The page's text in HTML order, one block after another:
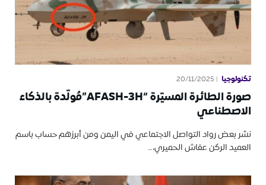
تكنولوجيا 20/11/2025
صورة الطائرة المسيّرة “AFASH-3H”مُولّدة بالذكاء
الاصطناعي
نشر بعض رواد التواصل الاجتماعي في اليمن ومن أبرزهم حساب باسم
العميد الركن عفاش الحميري،…